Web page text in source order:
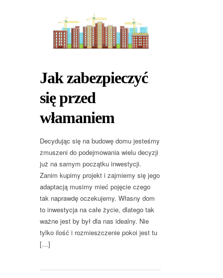
Jak zabezpieczyć
się przed
włamaniem
Decydując się na budowę domu jesteśmy
zmuszeni do podejmowania wielu decyzji
już na samym początku inwestycji.
Zanim kupimy projekt i zajmiemy się jego
adaptacją musimy mieć pojęcie czego
tak naprawdę oczekujemy. Własny dom
to inwestycja na całe życie, dlatego tak
ważne jest by był dla nas idealny. Nie
tylko ilość i rozmieszczenie pokoi jest tu
[…]